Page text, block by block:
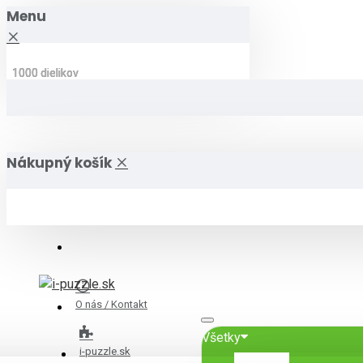
Menu
Nákupný košík
O nás / Kontakt
i-puzzle.sk
Všetky
1000 dielikov
1000 dielikov
1000 dielikov
1000 dielikov
1000 dielikov
1000 dielikov